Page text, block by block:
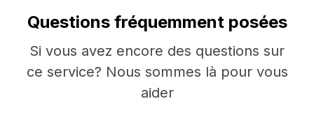
Questions fréquemment posées
Si vous avez encore des questions sur
ce service? Nous sommes là pour vous
aider